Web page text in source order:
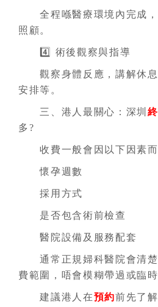
全程喺醫療環境內完成，
照顧。
4️⃣ 術後觀察與指導
觀察身體反應，講解休息
安排等。
三、港人最關心：深圳
多?
收費一般會因以下因素而
懷孕週數
採用方式
是否包含術前檢查
醫院設備及服務配套
通常正規婦科醫院會清楚
費範圍，唔會模糊帶過或臨時
建議港人在預約前先了